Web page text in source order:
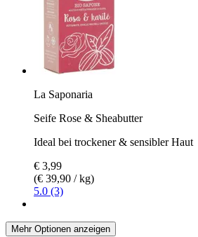
La Saponaria
Seife Rose & Sheabutter
Ideal bei trockener & sensibler Haut
€ 3,99
(€ 39,90 / kg)
5.0 (3)
Mehr Optionen anzeigen